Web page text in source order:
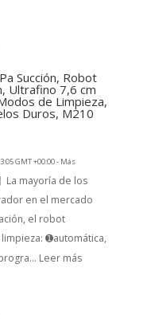
Succión, Robot
Ultrafino 7,6 cm
de Limpieza,
Duros, M210
GMT +00:00 - Más
La mayoría de los
en el mercado
el robot
➊automática,
Leer más